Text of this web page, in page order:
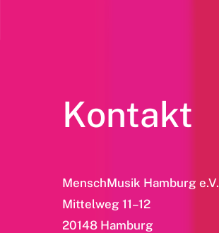
Kontakt
MenschMusik Hamburg e.V.
Mittelweg 11–12
20148 Hamburg